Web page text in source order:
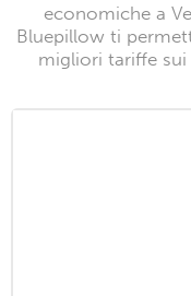
economiche a
Bluepillow ti
migliori tariffe sui